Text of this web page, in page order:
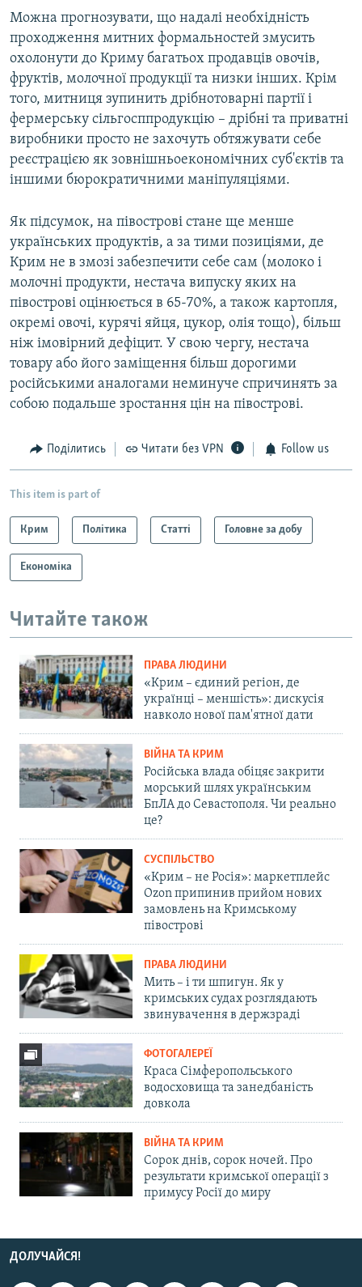
Можна прогнозувати, що надалі необхідність
проходження митних формальностей змусить
охолонути до Криму багатьох продавців овочів,
фруктів, молочної продукції та низки інших. Крім
того, митниця зупинить дрібнотоварні партії і
фермерську сільгосппродукцію – дрібні та приватні
виробники просто не захочуть обтяжувати себе
реєстрацією як зовнішньоекономічних суб'єктів та
іншими бюрократичними маніпуляціями.
Як підсумок, на півострові стане ще менше
українських продуктів, а за тими позиціями, де
Крим не в змозі забезпечити себе сам (молоко і
молочні продукти, нестача випуску яких на
півострові оцінюється в 65-70%, а також картопля,
окремі овочі, курячі яйця, цукор, олія тощо), більш
ніж імовірний дефіцит. У свою чергу, нестача
товару або його заміщення більш дорогими
російськими аналогами неминуче спричинять за
собою подальше зростання цін на півострові.
Поділитись Читати без VPN Follow us
This item is part of
Крим Політика Статті Головне за добу
Економіка
Читайте також
ПРАВА ЛЮДИНИ
«Крим – єдиний регіон, де
українці – меншість»: дискусія
навколо нової пам'ятної дати
ВІЙНА ТА КРИМ
Російська влада обіцяє закрити
морський шлях українським
БпЛА до Севастополя. Чи реально
це?
СУСПІЛЬСТВО
«Крим – не Росія»: маркетплейс
Ozon припинив прийом нових
замовлень на Кримському
півострові
ПРАВА ЛЮДИНИ
Мить – і ти шпигун. Як у
кримських судах розглядають
звинувачення в держзраді
ФОТОГАЛЕРЕЇ
Краса Сімферопольського
водосховища та занедбаність
довкола
ВІЙНА ТА КРИМ
Сорок днів, сорок ночей. Про
результати кримської операції з
примусу Росії до миру
ДОЛУЧАЙСЯ!